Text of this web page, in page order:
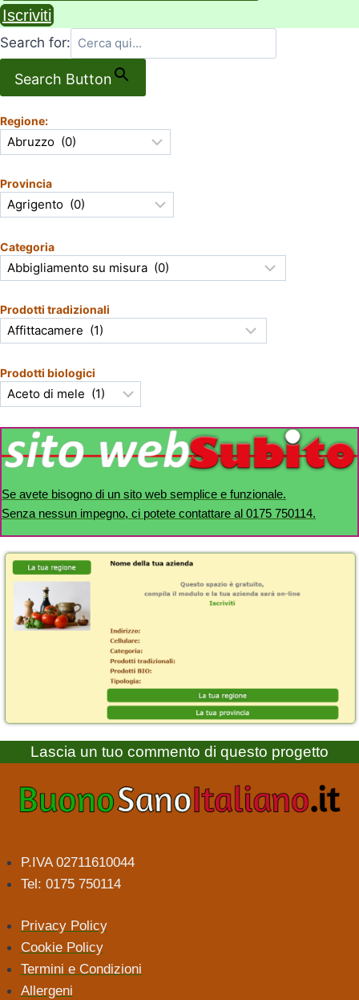
Iscriviti
Search for:
Search Button
Regione:
Provincia
Categoria
Prodotti tradizionali
Prodotti biologici
Se avete bisogno di un sito web semplice e funzionale.
Senza nessun impegno, ci potete contattare al 0175 750114.
Lascia un tuo commento di questo progetto
P.IVA 02711610044
Tel: 0175 750114
Privacy Policy
Cookie Policy
Termini e Condizioni
Allergeni